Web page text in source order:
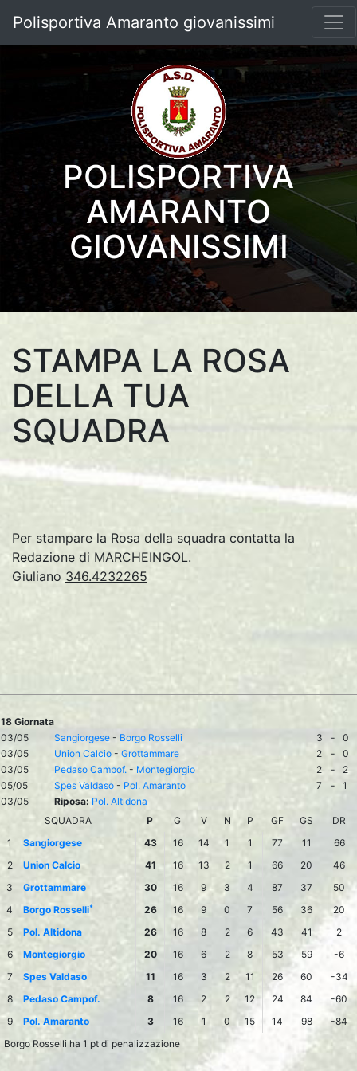
Polisportiva Amaranto giovanissimi
POLISPORTIVA
AMARANTO
GIOVANISSIMI
STAMPA LA ROSA
DELLA TUA
SQUADRA
Per stampare la Rosa della squadra contatta la
Redazione di MARCHEINGOL.
Giuliano 346.4232265
18 Giornata
03/05
Sangiorgese - Borgo Rosselli 3 -
0
03/05
Union Calcio - Grottammare 2 -
0
03/05
Pedaso Campof. - Montegiorgio 2 -
2
05/05
Spes Valdaso - Pol. Amaranto 7 -
1
03/05
Riposa: Pol. Altidona
SQUADRA
P G V N P GF GS
DR
1
Sangiorgese 43 16 14 1 1 77 11
66
2
Union Calcio 41 16 13 2 1 66 20
46
3
Grottammare 30 16 9 3 4 87 37
50
4
Borgo Rosselli* 26 16 9 0 7 56 36
20
5
Pol. Altidona 26 16 8 2 6 43 41
2
6
Montegiorgio 20 16 6 2 8 53 59
-6
7
Spes Valdaso 11 16 3 2 11 26 60
-34
8
Pedaso Campof. 8 16 2 2 12 24 84
-60
9
Pol. Amaranto 3 16 1 0 15 14 98
-84
Borgo Rosselli ha 1 pt di penalizzazione